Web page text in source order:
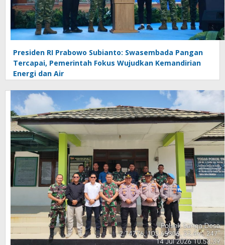
Presiden RI Prabowo Subianto: Swasembada Pangan
Tercapai, Pemerintah Fokus Wujudkan Kemandirian
Energi dan Air